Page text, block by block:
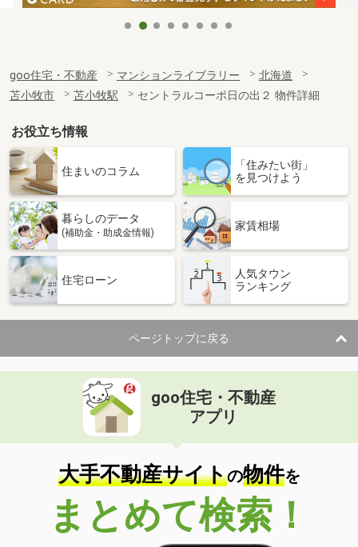
goo住宅・不動産 マンションライブラリー
北海道
苫小牧市
苫小牧駅 セントラルコーポ日の出２ 物件詳細
お役立ち情報
住まいのコラム
「住みたい街」
を見つけよう
暮らしのデータ
(補助金・助成金情報)
家賃相場
住宅ローン
人気タウン
ランキング
ページトップに戻る
goo住宅・不動産
アプリ
大手不動産サイトの物件を
まとめて検索！